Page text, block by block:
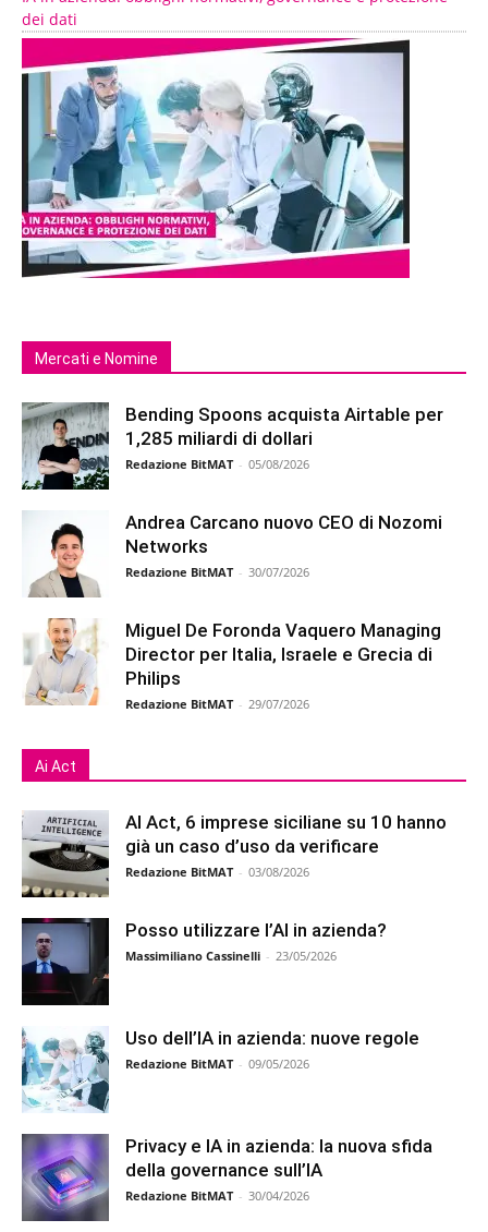
dei dati
Mercati e Nomine
Bending Spoons acquista Airtable per
1,285 miliardi di dollari
Redazione BitMAT - 05/08/2026
Andrea Carcano nuovo CEO di Nozomi
Networks
Redazione BitMAT - 30/07/2026
Miguel De Foronda Vaquero Managing
Director per Italia, Israele e Grecia di
Philips
Redazione BitMAT - 29/07/2026
Ai Act
AI Act, 6 imprese siciliane su 10 hanno
già un caso d’uso da verificare
Redazione BitMAT - 03/08/2026
Posso utilizzare l’AI in azienda?
Massimiliano Cassinelli - 23/05/2026
Uso dell’IA in azienda: nuove regole
Redazione BitMAT - 09/05/2026
Privacy e IA in azienda: la nuova sfida
della governance sull’IA
Redazione BitMAT - 30/04/2026